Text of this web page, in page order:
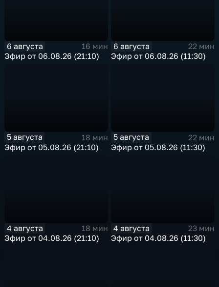
6 августа
16 мин
Эфир от 06.08.26 (21:10)
6 августа
22 мин
Эфир от 06.08.26 (11:30)
5 августа
18 мин
Эфир от 05.08.26 (21:10)
5 августа
22 мин
Эфир от 05.08.26 (11:30)
4 августа
18 мин
Эфир от 04.08.26 (21:10)
4 августа
23 мин
Эфир от 04.08.26 (11:30)